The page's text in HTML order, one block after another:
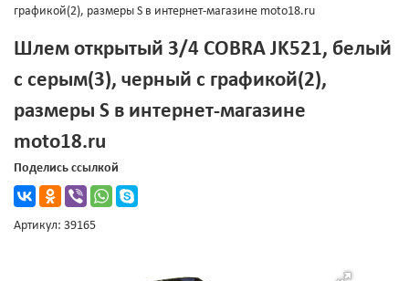
графикой(2), размеры S в интернет-магазине moto18.ru
Шлем открытый 3/4 COBRA JK521, белый
с серым(3), черный с графикой(2),
размеры S в интернет-магазине
moto18.ru
Поделись ссылкой
Артикул: 39165